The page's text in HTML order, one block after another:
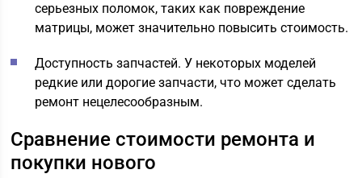
серьезных поломок, таких как повреждение
матрицы, может значительно повысить стоимость.
Доступность запчастей. У некоторых моделей
редкие или дорогие запчасти, что может сделать
ремонт нецелесообразным.
Сравнение стоимости ремонта и
покупки нового